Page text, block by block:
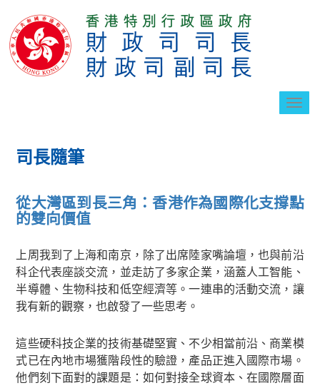
切
司長隨筆
從大灣區到長三角：香港作為國際化支撐點
的雙向價值
上周我到了上海和南京，除了出席陸家嘴論壇，也與前沿
科企代表座談交流，並走訪了多家企業，涵蓋人工智能、
半導體、生物科技和低空經濟等。一連串的活動交流，讓
我有新的觀察，也啟發了一些思考。
這些硬科技企業的技術基礎堅實、不少相當前沿、商業模
式已在內地市場獲階段性的驗證，產品正進入國際市場。
他們刻下面對的課題是：如何對接全球資本、在國際層面